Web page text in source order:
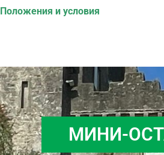
Положения и условия
МИНИ-